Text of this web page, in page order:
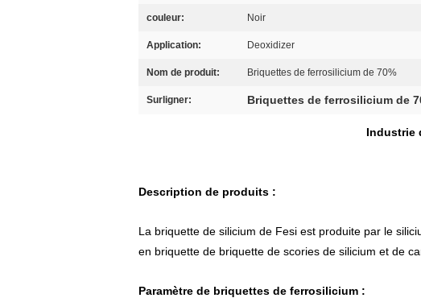
couleur: Noir
Application: Deoxidizer
Nom de produit: Briquettes de ferrosilicium de 70%
Surligner: Briquettes de ferrosilicium de
Industrie
Description de produits :
La briquette de silicium de Fesi est produite par le
en briquette de briquette de scories de silicium et de
Paramètre de briquettes de ferrosilicium :